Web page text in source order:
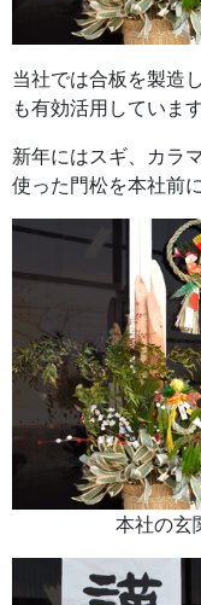
当社では合板を製造
も有効活用しています
新年にはスギ、カラ
使った門松を本社前
本社の玄